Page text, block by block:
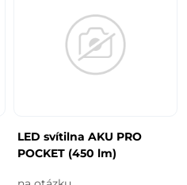
LED svítilna AKU PRO
POCKET (450 lm)